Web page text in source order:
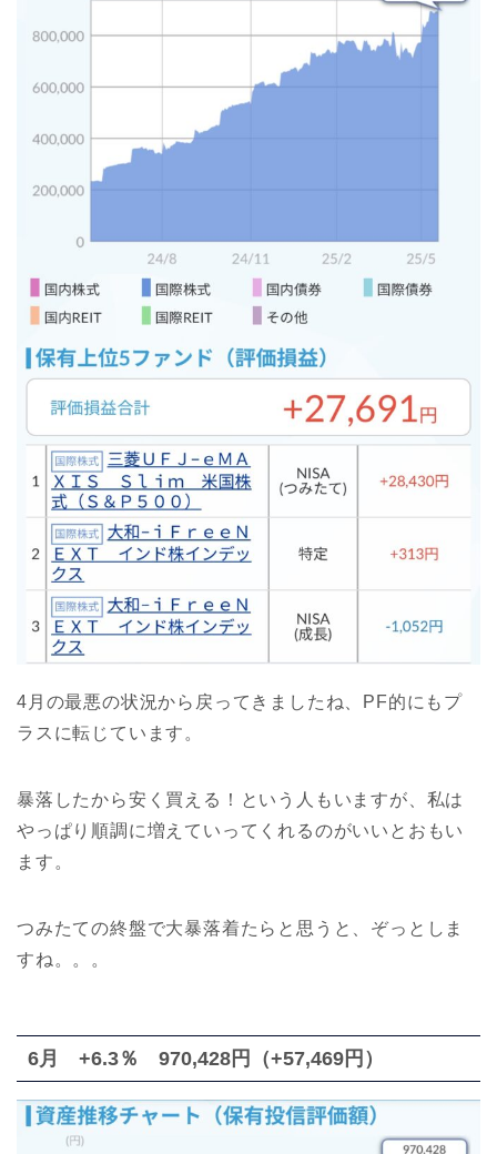
4月の最悪の状況から戻ってきましたね、PF的にもプ
ラスに転じています。
暴落したから安く買える！という人もいますが、私は
やっぱり順調に増えていってくれるのがいいとおもい
ます。
つみたての終盤で大暴落着たらと思うと、ぞっとしま
すね。。。
6月 +6.3％ 970,428円（+57,469円）